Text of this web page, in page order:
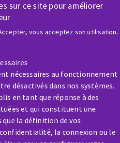
sur ce site pour améliorer
vous acceptez son utilisation.
nécessaires au fonctionnement
désactivés dans nos systèmes.
en tant que réponse à des
et qui constituent une
que la définition de vos
la connexion ou le
renseignement ?
nous